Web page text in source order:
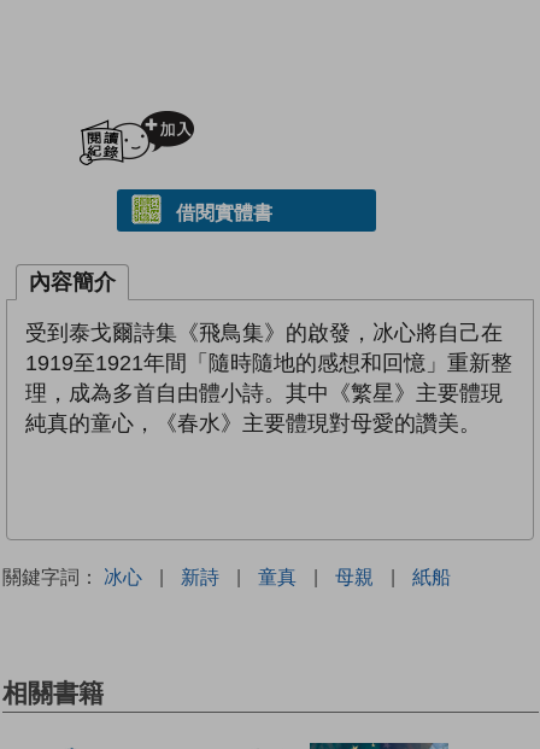
借閱實體書
內容簡介
受到泰戈爾詩集《飛鳥集》的啟發，冰心將自己在
1919至1921年間「隨時隨地的感想和回憶」重新整
理，成為多首自由體小詩。其中《繁星》主要體現
純真的童心，《春水》主要體現對母愛的讚美。
關鍵字詞： 冰心 | 新詩 | 童真 | 母親 | 紙船
相關書籍